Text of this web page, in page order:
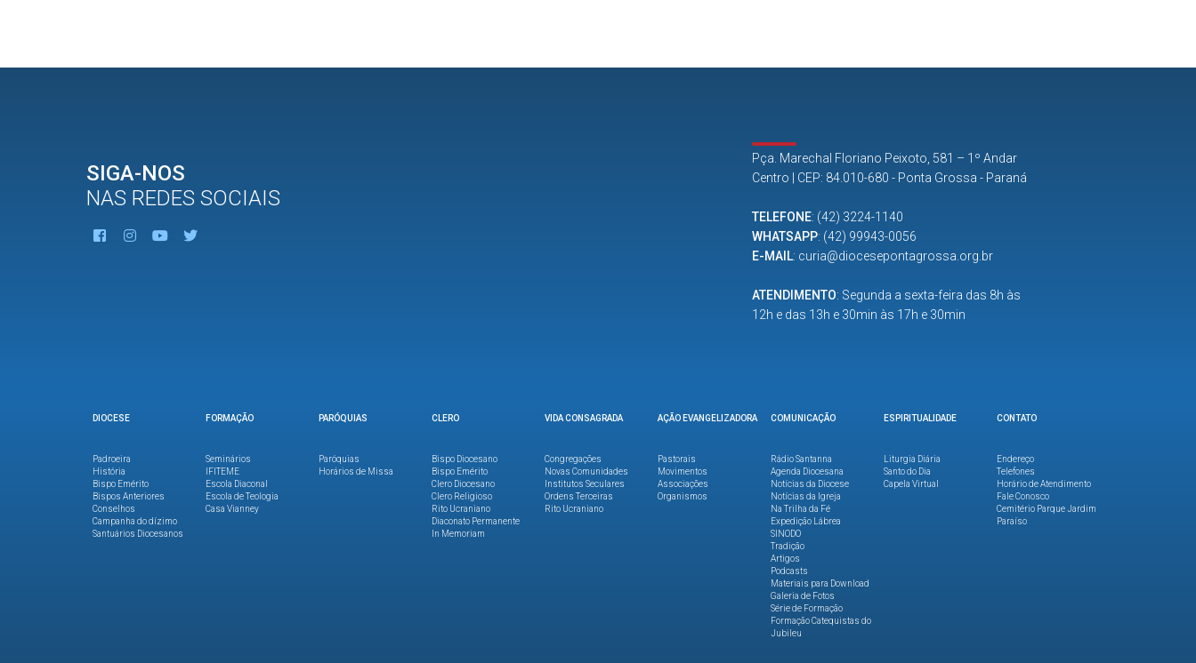
SIGA-NOS
NAS REDES SOCIAIS
Pça. Marechal Floriano Peixoto, 581 – 1º Andar
Centro | CEP: 84.010-680 - Ponta Grossa - Paraná
TELEFONE: (42) 3224-1140
WHATSAPP: (42) 99943-0056
E-MAIL: curia@diocesepontagrossa.org.br
ATENDIMENTO: Segunda a sexta-feira das 8h às
12h e das 13h e 30min às 17h e 30min
DIOCESE
Padroeira
História
Bispo Emérito
Bispos Anteriores
Conselhos
Campanha do dízimo
Santuários Diocesanos
FORMAÇÃO
Seminários
IFITEME
Escola Diaconal
Escola de Teologia
Casa Vianney
PARÓQUIAS
Paróquias
Horários de Missa
CLERO
Bispo Diocesano
Bispo Emérito
Clero Diocesano
Clero Religioso
Rito Ucraniano
Diaconato Permanente
In Memoriam
VIDA CONSAGRADA
Congregações
Novas Comunidades
Institutos Seculares
Ordens Terceiras
Rito Ucraniano
AÇÃO EVANGELIZADORA
Pastorais
Movimentos
Associações
Organismos
COMUNICAÇÃO
Rádio Santanna
Agenda Diocesana
Notícias da Diocese
Notícias da Igreja
Na Trilha da Fé
Expedição Lábrea
SINODO
Tradição
Artigos
Podcasts
Materiais para Download
Galeria de Fotos
Série de Formação
Formação Catequistas do
Jubileu
ESPIRITUALIDADE
Liturgia Diária
Santo do Dia
Capela Virtual
CONTATO
Endereço
Telefones
Horário de Atendimento
Fale Conosco
Cemitério Parque Jardim
Paraíso